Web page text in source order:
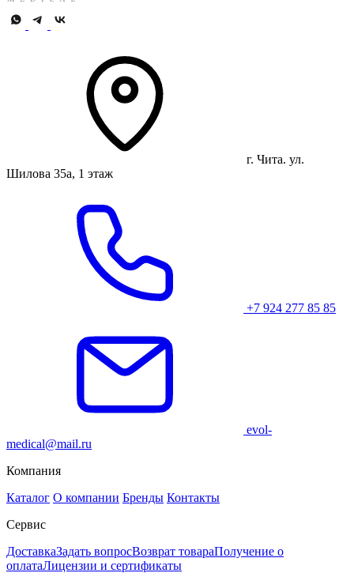
г. Чита. ул.
Шилова 35а, 1 этаж
+7 924 277 85 85
evol-
medical@mail.ru
Компания
Каталог О компании Бренды Контакты
Сервис
ДоставкаЗадать вопросВозврат товараПолучение о
оплатаЛицензии и сертификаты